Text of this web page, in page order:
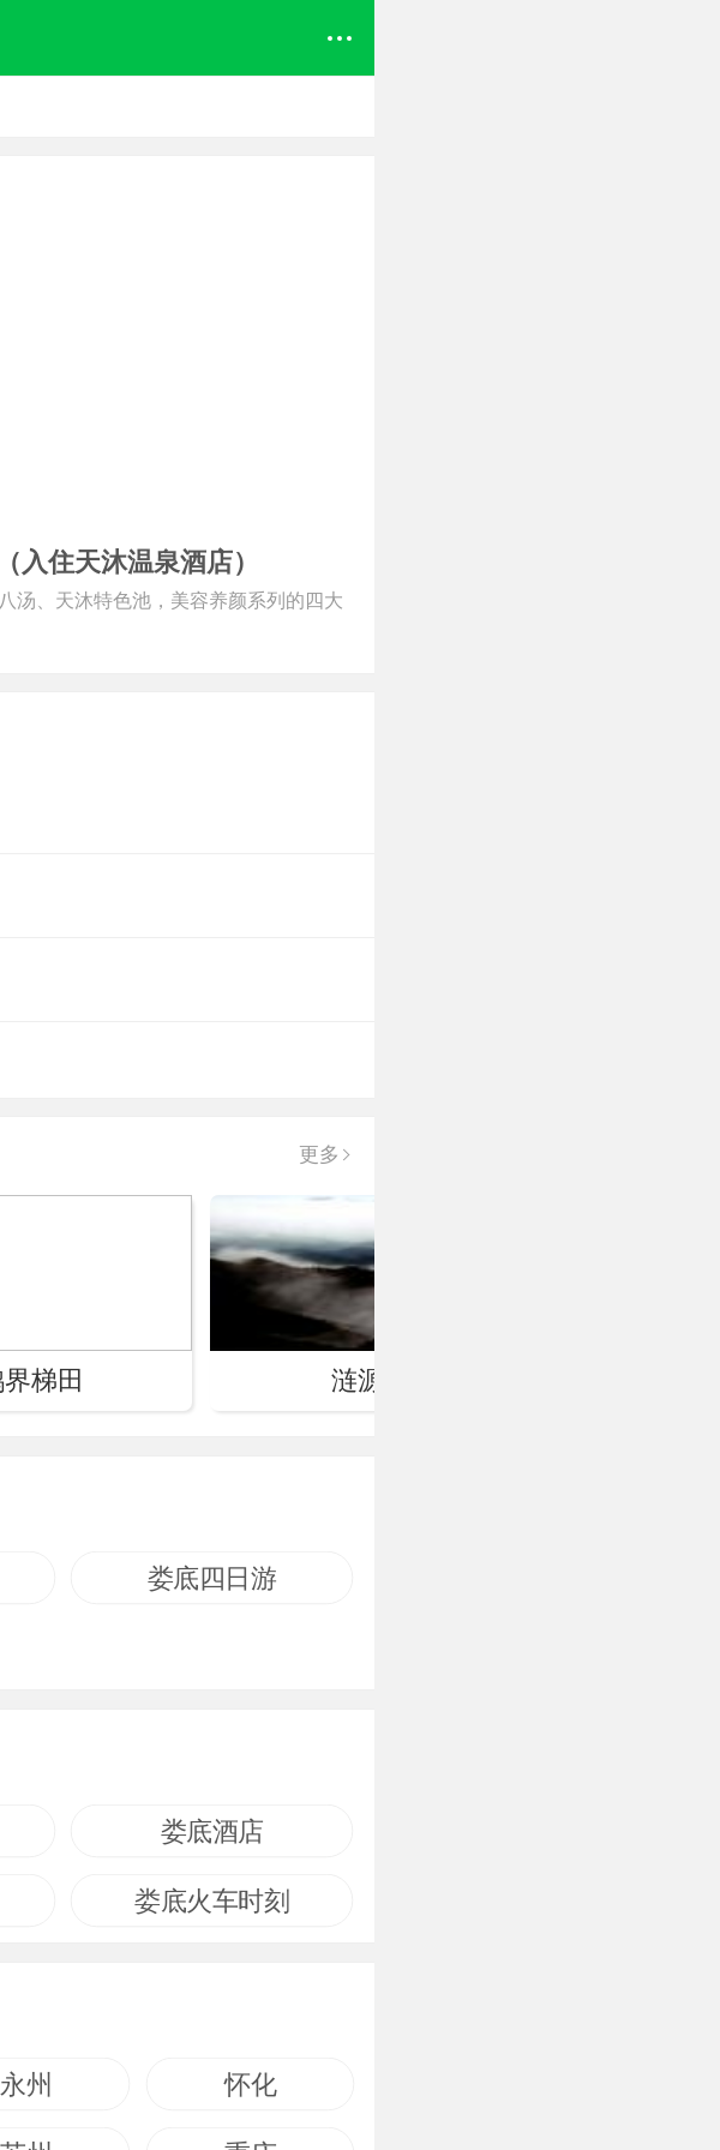
入住天沐温泉酒店）
汤、天沐特色池，美容养颜系列的四大
更多
梯田 涟源龙山
娄底四日游
娄底酒店
娄底火车时刻
永州 怀化